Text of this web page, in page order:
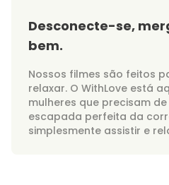
Desconecte-se,
bem.
Nossos filmes são feitos
relaxar. O WithLove está
mulheres que precisam
escapada perfeita da
simplesmente assistir e